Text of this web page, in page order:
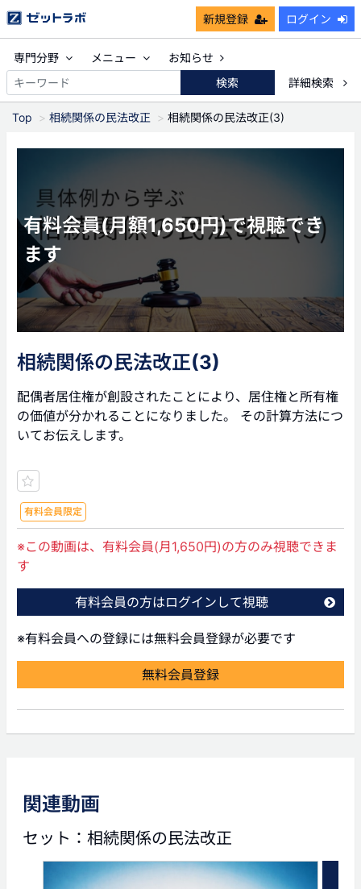
新規登録 ログイン
専門分野 メニュー
お知らせ
検索
詳細検索
Top 相続関係の民法改正 相続関係の民法改正(3)
有料会員(月額1,650円)で視聴でき
ます
相続関係の民法改正(3)
配偶者居住権が創設されたことにより、居住権と所有権
の価値が分かれることになりました。 その計算方法につ
いてお伝えします。
有料会員限定
※この動画は、有料会員(月1,650円)の方のみ視聴できま
す
有料会員の方はログインして視聴
※有料会員への登録には無料会員登録が必要です
無料会員登録
前の動画
相続関係の民法改正(2)
次の動画
相続関係の民法改正(4)
関連動画
セット：相続関係の民法改正